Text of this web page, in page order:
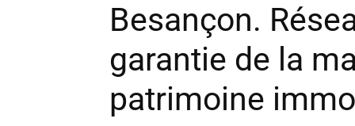
Besançon.
garantie de la
patrimoine